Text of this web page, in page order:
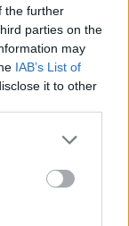
the further
parties on the
may
IAB’s List of
it to other
gamer,